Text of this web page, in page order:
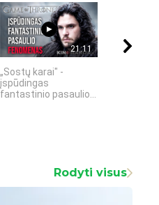
21:11
„Sostų karai" -
įspūdingas
fantastinio pasaulio...
Rodyti visus